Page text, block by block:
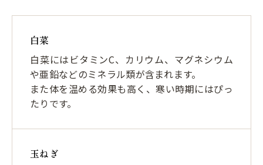
白菜
白菜にはビタミンC、カリウム、マグネシウム
や亜鉛などのミネラル類が含まれます。
また体を温める効果も高く、寒い時期にはぴっ
たりです。
玉ねぎ